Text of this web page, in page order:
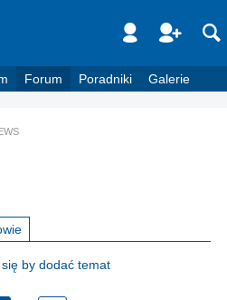
Forum Poradniki Galerie
by dodać temat